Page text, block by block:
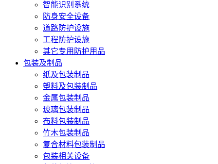
智能识别系统
防身安全设备
道路防护设施
工程防护设施
其它专用防护用品
包装及制品
纸及包装制品
塑料及包装制品
金属包装制品
玻璃包装制品
布料包装制品
竹木包装制品
复合材料包装制品
包装相关设备